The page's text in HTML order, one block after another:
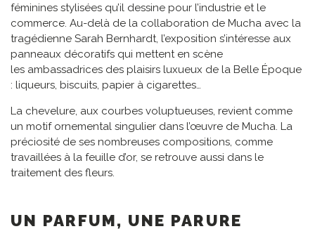
féminines stylisées qu’il dessine pour l’industrie et le
commerce. Au-delà de la collaboration de Mucha avec la
tragédienne Sarah Bernhardt, l’exposition s’intéresse aux
panneaux décoratifs qui mettent en scène
les ambassadrices des plaisirs luxueux de la Belle Époque
: liqueurs, biscuits, papier à cigarettes…
La chevelure, aux courbes voluptueuses, revient comme
un motif ornemental singulier dans l’œuvre de Mucha. La
préciosité de ses nombreuses compositions, comme
travaillées à la feuille d’or, se retrouve aussi dans le
traitement des fleurs.
UN PARFUM, UNE PARURE